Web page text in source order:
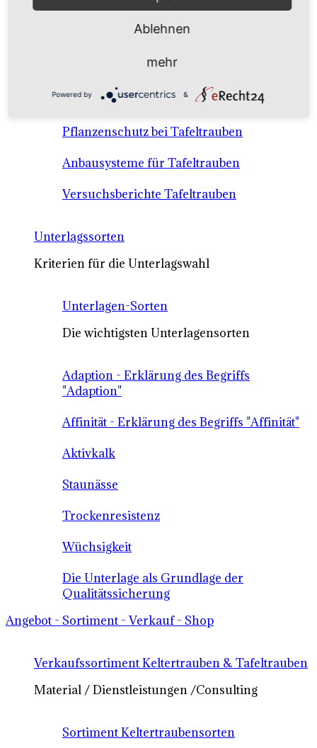
Anbausysteme & Recht
Tafeltrauben A-Z Sortenbeschreibungen
Tafeltraubenanbau - rechtliche
Voraussetzungen
Pflanzenschutz bei Tafeltrauben
Anbausysteme für Tafeltrauben
Versuchsberichte Tafeltrauben
Unterlagssorten
Kriterien für die Unterlagswahl
Unterlagen-Sorten
Die wichtigsten Unterlagensorten
Adaption - Erklärung des Begriffs
"Adaption"
Affinität - Erklärung des Begriffs "Affinität"
Aktivkalk
Staunässe
Trockenresistenz
Wüchsigkeit
Die Unterlage als Grundlage der
Qualitätssicherung
Angebot - Sortiment - Verkauf - Shop
Verkaufssortiment Keltertrauben & Tafeltrauben
Material / Dienstleistungen /Consulting
Sortiment Keltertraubensorten
Ablehnen
mehr
Powered by &